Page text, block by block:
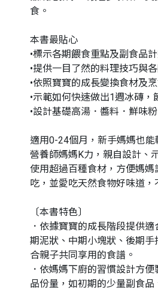
食。
本書最貼心
•標示各期餵食重點及副食品
•提供一目了然的料理技巧與
•依照寶寶的成長變換食材及
•示範如何快速做出1週冰磚，
•設計基礎高湯．醬料．鮮味
適用0-24個月，新手媽媽也能
營養師媽媽K力，親自設計、
使用超過百種食材，方便媽媽
吃，並愛吃天然食物好味道，
〔本書特色〕
．依據寶寶的成長階段提供
期泥狀、中期小塊狀、後期手
合親子共同享用的食譜。
．依媽媽下廚的習慣設計方
品份量，如初期的少量副食